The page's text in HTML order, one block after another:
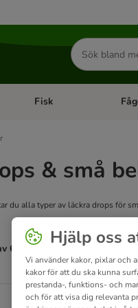
Sök
efter
produkter
Katt Open category menu:
Fisk
& små
du alla typer av läckra drops för
6 resultat
items have been changed
Hjälp oss
Vi använder kakor, pixlar och
kakor för att du ska kunna
prestanda-, funktions- och
och för att visa dig relevanta